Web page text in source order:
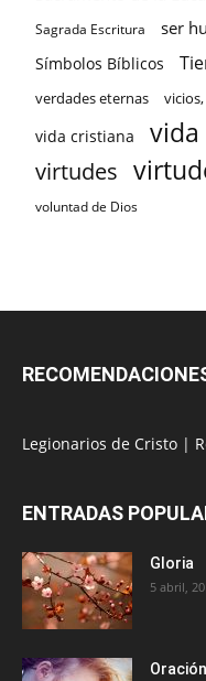
Sagrada Escritura ser
Símbolos Bíblicos
verdades eternas
vida cristiana
virtudes
voluntad de Dios
Legionarios de Cristo |
ENTRADAS
Gloria
5 abril,